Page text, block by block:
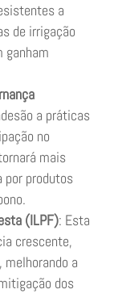
a
de irrigação
ganham
a práticas
no
mais
por produtos
(ILPF): Esta
crescente,
a
dos